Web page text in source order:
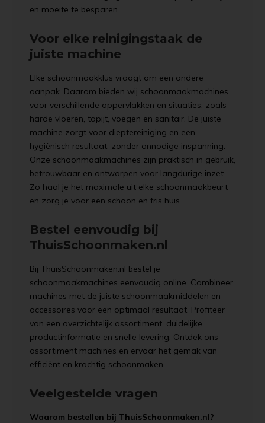
en moeite te besparen.
Voor elke reinigingstaak de
juiste machine
Elke schoonmaakklus vraagt om een andere
aanpak. Daarom bieden wij schoonmaakmachines
voor verschillende oppervlakken en situaties, zoals
harde vloeren, tapijt, voegen en sanitair. De juiste
machine zorgt voor dieptereiniging en een
hygiënisch resultaat, zonder onnodige inspanning.
Onze schoonmaakmachines zijn praktisch in gebruik,
betrouwbaar en ontworpen voor langdurige inzet.
Zo haal je het maximale uit elke schoonmaakbeurt
en zorg je voor een schoon en fris huis.
Bestel eenvoudig bij
ThuisSchoonmaken.nl
Bij ThuisSchoonmaken.nl bestel je
schoonmaakmachines eenvoudig online. Combineer
machines met de juiste schoonmaakmiddelen en
accessoires voor een optimaal resultaat. Profiteer
van een overzichtelijk assortiment, duidelijke
productinformatie en snelle levering. Ontdek ons
assortiment machines en ervaar het gemak van
efficiënt en krachtig schoonmaken.
Veelgestelde vragen
Waarom bestellen bij ThuisSchoonmaken.nl?